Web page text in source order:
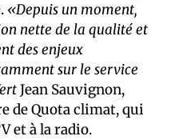
«Depuis un moment,
nette de la qualité et
des enjeux
sur le service
Jean Sauvignon,
de Quota climat, qui
et à la radio.